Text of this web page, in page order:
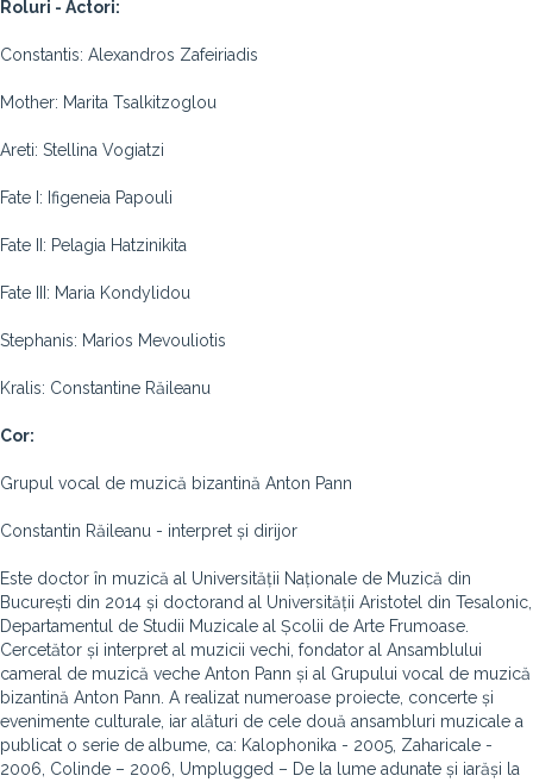
Roluri - Actori:
Constantis: Alexandros Zafeiriadis
Mother: Marita Tsalkitzoglou
Areti: Stellina Vogiatzi
Fate I: Ifigeneia Papouli
Fate II: Pelagia Hatzinikita
Fate III: Maria Kondylidou
Stephanis: Marios Mevouliotis
Kralis: Constantine Răileanu
Cor:
Grupul vocal de muzică bizantină Anton Pann
Constantin Răileanu - interpret și dirijor
Este doctor în muzică al Universității Naționale de Muzică din
București din 2014 și doctorand al Universității Aristotel din Tesalonic,
Departamentul de Studii Muzicale al Școlii de Arte Frumoase.
Cercetător și interpret al muzicii vechi, fondator al Ansamblului
cameral de muzică veche Anton Pann și al Grupului vocal de muzică
bizantină Anton Pann. A realizat numeroase proiecte, concerte și
evenimente culturale, iar alături de cele două ansambluri muzicale a
publicat o serie de albume, ca: Kalophonika - 2005, Zaharicale -
2006, Colinde – 2006, Umplugged – De la lume adunate și iarăși la